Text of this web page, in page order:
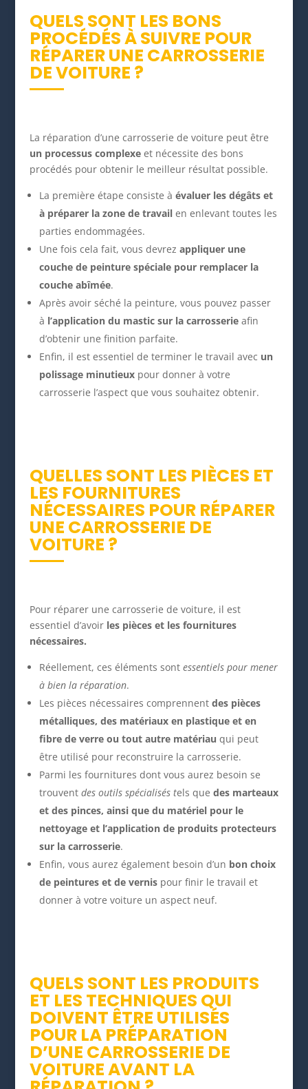
QUELS SONT LES BONS
PROCÉDÉS À SUIVRE POUR
RÉPARER UNE CARROSSERIE
DE VOITURE ?
La réparation d’une carrosserie de voiture peut être
un processus complexeet nécessite des bons
procédés pour obtenir le meilleur résultat possible.
La première étape consiste à évaluer les dégâts et
à préparer la zone de travail en enlevant toutes les
parties endommagées.
Une fois cela fait, vous devrez appliquer une
couche de peinture spéciale pour remplacer la
couche abîmée.
Après avoir séché la peinture, vous pouvez passer
à l’application du mastic sur la carrosserieafin
d’obtenir une finition parfaite.
Enfin, il est essentiel de terminer le travail avec un
polissage minutieuxpour donner à votre
carrosserie l’aspect que vous souhaitez obtenir.
QUELLES SONT LES PIÈCES ET
LES FOURNITURES
NÉCESSAIRES POUR RÉPARER
UNE CARROSSERIE DE
VOITURE ?
Pour réparer une carrosserie de voiture, il est
essentiel d’avoir les pièces et les fournitures
nécessaires.
Réellement, ces éléments sont essentiels pour mener
à bien la réparation.
Les pièces nécessaires comprennent des pièces
métalliques, des matériaux en plastique et en
fibre de verre ou tout autre matériau qui peut
être utilisé pour reconstruire la carrosserie.
Parmi les fournitures dont vous aurez besoin se
trouvent des outils spécialisés tels que des marteaux
et des pinces, ainsi que du matériel pour le
nettoyage et l’application de produits protecteurs
sur la carrosserie.
Enfin, vous aurez également besoin d’un bon choix
de peintures et de vernispour finir le travail et
donner à votre voiture un aspect neuf.
QUELS SONT LES PRODUITS
ET LES TECHNIQUES QUI
DOIVENT ÊTRE UTILISÉS
POUR LA PRÉPARATION
D’UNE CARROSSERIE DE
VOITURE AVANT LA